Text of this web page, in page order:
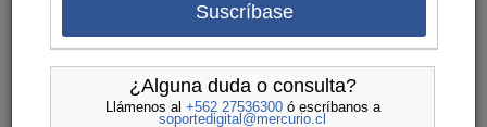
Suscríbase
¿Alguna duda o consulta?
Llámenos al +562 27536300ó escríbanos a
soportedigital@mercurio.cl